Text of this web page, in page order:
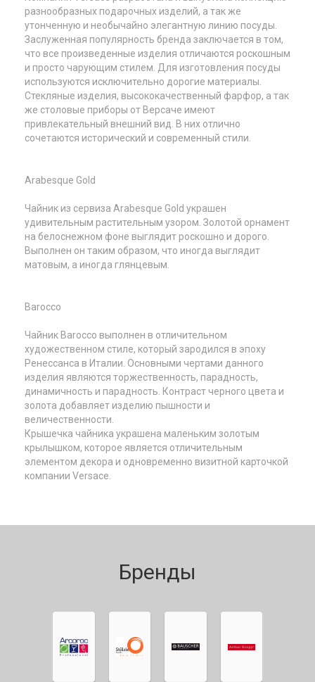
разнообразных подарочных изделий, а так же
утонченную и необычайно элегантную линию посуды.
Заслуженная популярность бренда заключается в том,
что все произведенные изделия отличаются роскошным
и просто чарующим стилем. Для изготовления посуды
используются исключительно дорогие материалы.
Стекляные изделия, высококачественный фарфор, а так
же столовые приборы от Версаче имеют
привлекательный внешний вид. В них отлично
сочетаются исторический и современный стили.
Arabesque Gold
Чайник из сервиза Arabesque Gold украшен
удивительным растительным узором. Золотой орнамент
на белоснежном фоне выглядит роскошно и дорого.
Выполнен он таким образом, что иногда выглядит
матовым, а иногда глянцевым.
Barocco
Чайник Barocco выполнен в отличительном
художественном стиле, который зародился в эпоху
Ренессанса в Италии. Основными чертами данного
изделия являются торжественность, парадность,
динамичность и парадность. Контраст черного цвета и
золота добавляет изделию пышности и
величественности.
Крышечка чайника украшена маленьким золотым
крылышком, которое является отличительным
элементом декора и одновременно визитной карточкой
компании Versace.
Бренды